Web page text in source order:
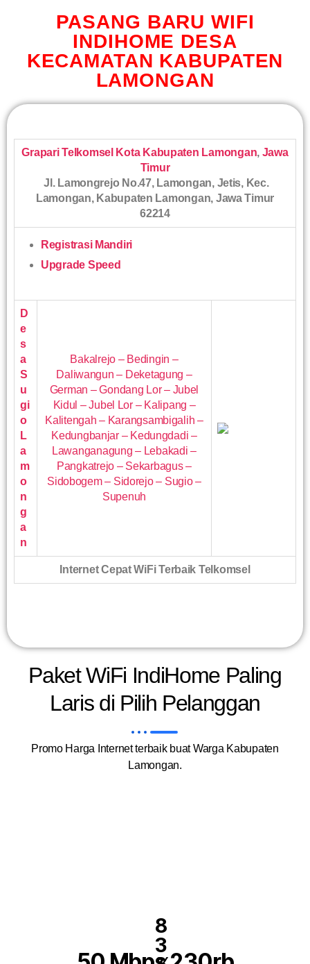
PASANG BARU WIFI
INDIHOME DESA
KECAMATAN KABUPATEN
LAMONGAN
Grapari Telkomsel Kota Kabupaten Lamongan, Jawa
Timur
Jl. Lamongrejo No.47, Lamongan, Jetis, Kec.
Lamongan, Kabupaten Lamongan, Jawa Timur
62214
Registrasi Mandiri
Upgrade Speed
D
e
s
a
S
u
gi
o
L
a
m
o
n
g
a
n
Bakalrejo – Bedingin –
Daliwangun – Deketagung –
German – Gondang Lor – Jubel
Kidul – Jubel Lor – Kalipang –
Kalitengah – Karangsambigalih –
Kedungbanjar – Kedungdadi –
Lawanganagung – Lebakadi –
Pangkatrejo – Sekarbagus –
Sidobogem – Sidorejo – Sugio –
Supenuh
Internet Cepat WiFi Terbaik Telkomsel
Paket WiFi IndiHome Paling
Laris di Pilih Pelanggan
Promo Harga Internet terbaik buat Warga Kabupaten
Lamongan.
8
3